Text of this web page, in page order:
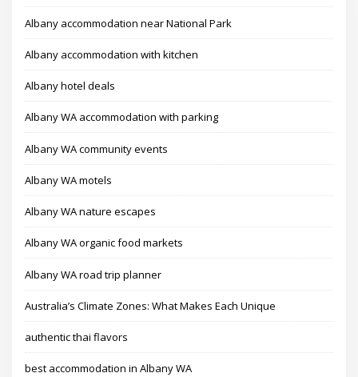
Albany accommodation near National Park
Albany accommodation with kitchen
Albany hotel deals
Albany WA accommodation with parking
Albany WA community events
Albany WA motels
Albany WA nature escapes
Albany WA organic food markets
Albany WA road trip planner
Australia’s Climate Zones: What Makes Each Unique
authentic thai flavors
best accommodation in Albany WA